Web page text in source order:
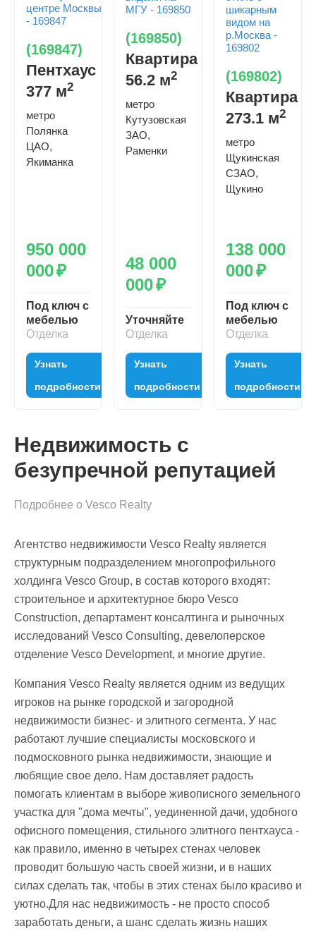
(169847)
Пентхаус
377 м2
метро
Полянка
ЦАО,
Якиманка
Отделка
Под ключ с
мебелью
950 000
000₽
Узнать
подробности
(169850)
Квартира
56.2 м2
метро
Кутузовская
ЗАО,
Раменки
Отделка
Уточняйте
48 000
000₽
Узнать
подробности
(169802)
Квартира
273.1 м2
метро
Щукинская
СЗАО,
Щукино
Отделка
Под ключ с
мебелью
138 000
000₽
Узнать
подробности
Недвижимость с
безупречной репутацией
Подробнее о Vesco Realty
Агентство недвижимости Vesco Realty является
структурным подразделением многопрофильного
холдинга Vesco Group, в состав которого входят:
строительное и архитектурное бюро Vesco
Construction, департамент консалтинга и рыночных
исследований Vesco Consulting, девелоперское
отделение Vesco Development, и многие другие.
Компания Vesco Realty является одним из ведущих
игроков на рынке городской и загородной
недвижимости бизнес- и элитного сегмента. У нас
работают лучшие специалисты московского и
подмосковного рынка недвижимости, знающие и
любящие свое дело. Нам доставляет радость
помогать клиентам в выборе живописного земельного
участка для "дома мечты", уединенной дачи, удобного
офисного помещения, стильного элитного пентхауса -
как правило, именно в четырех стенах человек
проводит большую часть своей жизни, и в наших
силах сделать так, чтобы в этих стенах было красиво и
уютно.Для нас недвижимость - не просто способ
заработать деньги, а шанс сделать жизнь наших